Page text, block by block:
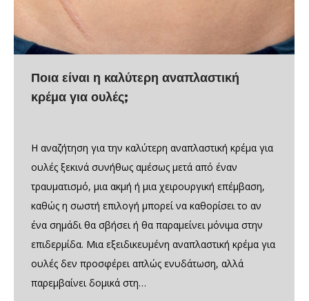
Ποια είναι η καλύτερη αναπλαστική
κρέμα για ουλές;
Η αναζήτηση για την καλύτερη αναπλαστική κρέμα για
ουλές ξεκινά συνήθως αμέσως μετά από έναν
τραυματισμό, μια ακμή ή μια χειρουργική επέμβαση,
καθώς η σωστή επιλογή μπορεί να καθορίσει το αν
ένα σημάδι θα σβήσει ή θα παραμείνει μόνιμα στην
επιδερμίδα. Μια εξειδικευμένη αναπλαστική κρέμα για
ουλές δεν προσφέρει απλώς ενυδάτωση, αλλά
παρεμβαίνει δομικά στη…